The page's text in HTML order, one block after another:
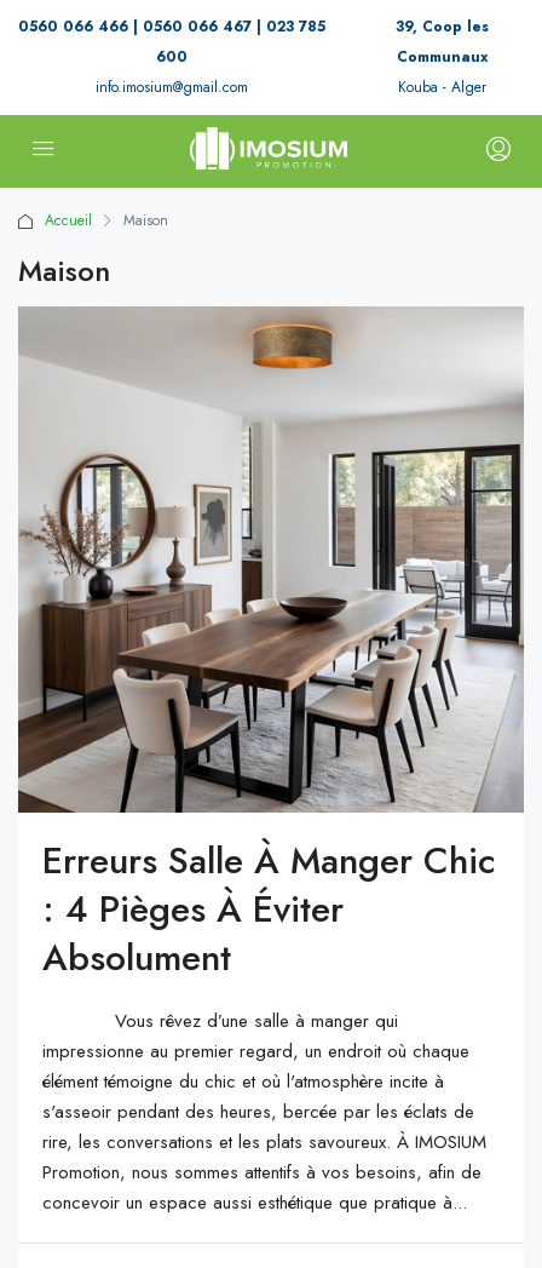
0560 066 466 | 0560 066 467 | 023 785
600
info.imosium@gmail.com
39, Coop les
Communaux
Kouba - Alger
Accueil Maison
Maison
Erreurs Salle À Manger Chic
: 4 Pièges À Éviter
Absolument
Vous rêvez d’une salle à manger qui
impressionne au premier regard, un endroit où chaque
élément témoigne du chic et où l'atmosphère incite à
s'asseoir pendant des heures, bercée par les éclats de
rire, les conversations et les plats savoureux. À IMOSIUM
Promotion, nous sommes attentifs à vos besoins, afin de
concevoir un espace aussi esthétique que pratique à...